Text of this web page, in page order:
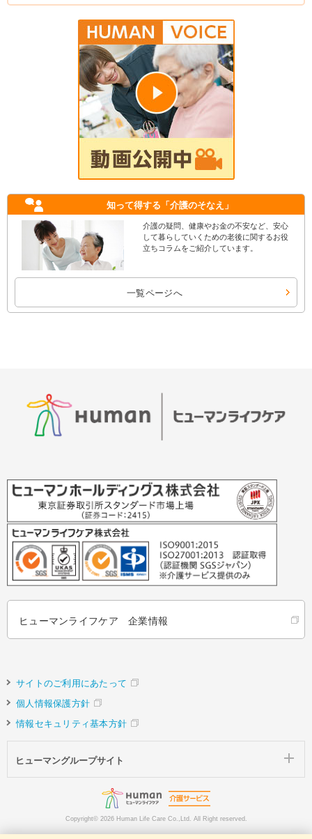
知って得する 「介護のそなえ」
介護の疑問、健康やお金の不安など、安心
して暮らしていくための老後に関するお役
立ちコラムをご紹介しています。
一覧ページへ
ヒューマンライフケア 企業情報
サイトのご利用にあたって
個人情報保護方針
情報セキュリティ基本方針
ヒューマングループサイト
Copyright© 2026 Human Life Care Co.,Ltd. All Right reserved.